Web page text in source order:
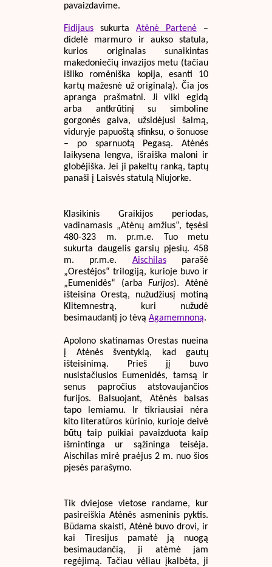
pavaizdavime.
Fidijaus sukurta Atėnė Partenė –
didelė marmuro ir aukso statula,
kurios originalas sunaikintas
makedoniečių invazijos metu (tačiau
išliko romėniška kopija, esanti 10
kartų mažesnė už originalą). Čia jos
apranga prašmatni. Ji vilki egidą
arba antkrūtinį su simboline
gorgonės galva, užsidėjusi šalmą,
viduryje papuoštą sfinksu, o šonuose
– po sparnuotą Pegasą. Atėnės
laikysena lengva, išraiška maloni ir
globėjiška. Jei ji pakeltų ranką, taptų
panaši į Laisvės statulą Niujorke.
Klasikinis Graikijos periodas,
vadinamasis „Atėnų amžius“, tęsėsi
480-323 m. pr.m.e. Tuo metu
sukurta daugelis garsių pjesių. 458
m. pr.m.e. Aischilasparašė
„Orestėjos“ trilogiją, kurioje buvo ir
„Eumenidės“ (arbaFurijos). Atėnė
išteisina Orestą, nužudžiusį motiną
Klitemnestrą, kuri nužudė
besimaudantį jo tėvą Agamemnoną.
Apolono skatinamas Orestas nueina
į Atėnės šventyklą, kad gautų
išteisinimą. Prieš jį buvo
nusistačiusios Eumenidės, tamsą ir
senus papročius atstovaujančios
furijos. Balsuojant, Atėnės balsas
tapo lemiamu. Ir tikriausiai nėra
kito literatūros kūrinio, kurioje deivė
būtų taip puikiai pavaizduota kaip
išmintinga ur sąžininga teisėja.
Aischilas mirė praėjus 2 m. nuo šios
pjesės parašymo.
Tik dviejose vietose randame, kur
pasireiškia Atėnės asmeninis pyktis.
Būdama skaisti, Atėnė buvo drovi, ir
kai Tiresijus pamatė ją nuogą
besimaudančią, ji atėmė jam
regėjimą. Tačiau vėliau įkalbėta, ji